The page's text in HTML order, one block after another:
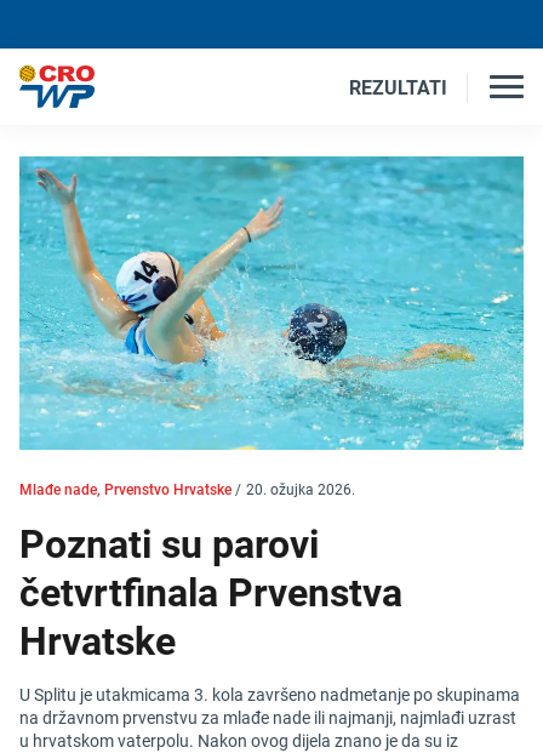
REZULTATI
Mlađe nade, Prvenstvo Hrvatske / 20. ožujka 2026.
Poznati su parovi
četvrtfinala Prvenstva
Hrvatske
U Splitu je utakmicama 3. kola završeno nadmetanje po skupinama
na državnom prvenstvu za mlađe nade ili najmanji, najmlađi uzrast
u hrvatskom vaterpolu. Nakon ovog dijela znano je da su iz